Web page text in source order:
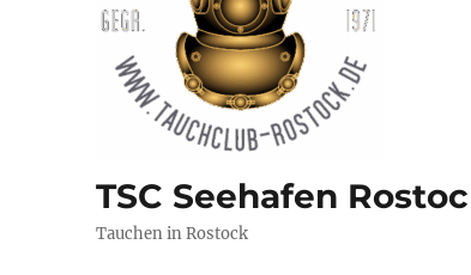
TSC Seehafen
Tauchen in Rostock